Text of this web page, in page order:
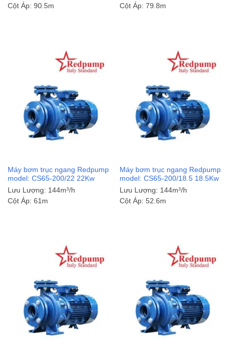
Cột Áp: 90.5m
Cột Áp: 79.8m
Máy bơm trục ngang Redpump
model: CS65-200/22 22Kw
Lưu Lượng: 144m³/h
Cột Áp: 61m
Máy bơm trục ngang Redpump
model: CS65-200/18.5 18.5Kw
Lưu Lượng: 144m³/h
Cột Áp: 52.6m